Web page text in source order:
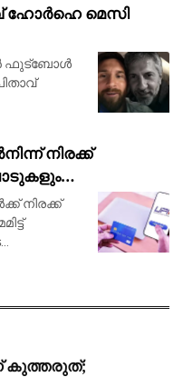
മെസി
അന്ത്യം.
നിരക്ക്
തുടരുമെന്ന്
നിരക്ക്
കുത്തരുത്;